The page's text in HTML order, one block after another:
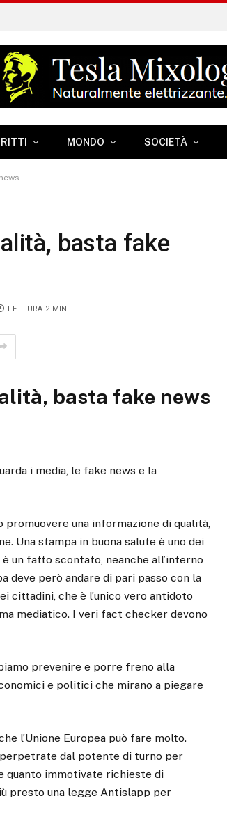
MONDO SOCIETÀ
basta fake
LETTURA 2 MIN.
basta fake news
i media, le fake news e la
promuovere una informazione di qualità,
Una stampa in buona salute è uno dei
un fatto scontato, neanche all’interno
deve però andare di pari passo con la
cittadini, che è l’unico vero antidoto
mediatico. I veri fact checker devono
prevenire e porre freno alla
e politici che mirano a piegare
l’Unione Europea può fare molto.
dal potente di turno per
quanto immotivate richieste di
presto una legge Antislapp per